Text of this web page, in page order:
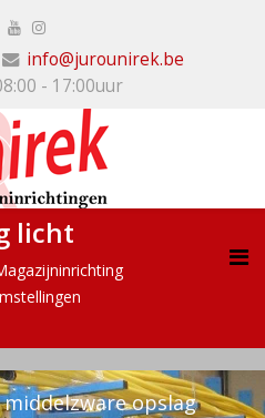
info@jurounirek.be
- 17:00uur
licht
opslag